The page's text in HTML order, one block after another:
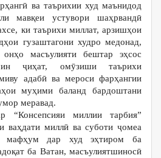
ва таърихии худ маънидод
мавқеи устувори шаҳрвандӣ
ки таърихи миллат, арзишҳои
гузаштагони худро медонад,
масъулияти бештар эҳсос
ҷиҳат, омӯзиши таърихи
адабӣ ва мероси фарҳангии
муҳими баланд бардоштани
меравад.
“Консепсияи миллии тарбия”
ваҳдати миллӣ ва суботи ҷомеа
мафҳум дар худ эҳтиром ба
ба Ватан, масъулиятшиносӣ